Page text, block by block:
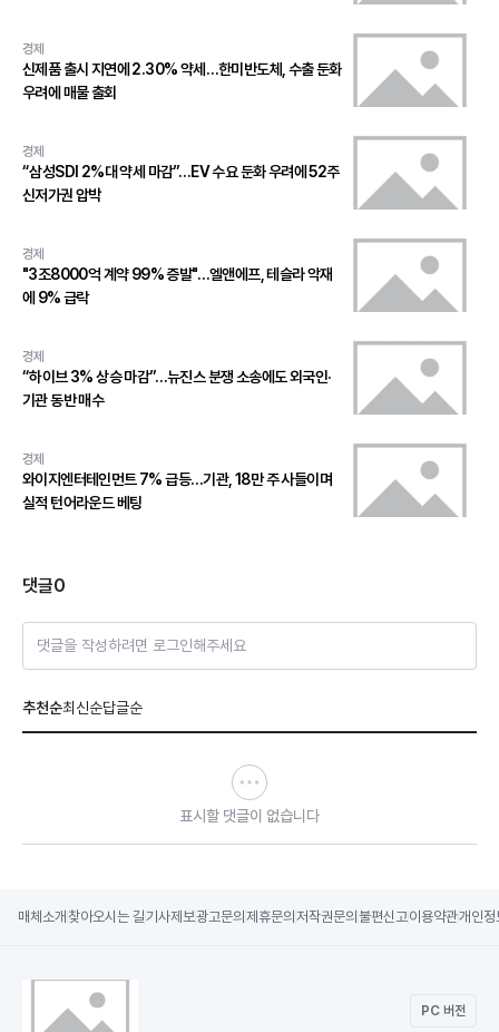
경제
신제품 출시 지연에 2.30% 약세…한미반도체, 수출 둔화
우려에 매물 출회
경제
“삼성SDI 2%대 약세 마감”…EV 수요 둔화 우려에 52주
신저가권 압박
경제
"3조8000억 계약 99% 증발"…엘앤에프, 테슬라 악재
에 9% 급락
경제
“하이브 3% 상승 마감”…뉴진스 분쟁 소송에도 외국인·
기관 동반 매수
경제
와이지엔터테인먼트 7% 급등…기관, 18만 주 사들이며
실적 턴어라운드 베팅
댓글0
댓글을 작성하려면 로그인해주세요
추천순최신순답글순
표시할 댓글이 없습니다
매체소개 찾아오시는 길기사제보광고문의 제휴문의 저작권문의 불편신고이용약관개인정
PC 버전